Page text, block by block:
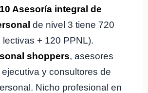
Asesoría integral de
de nivel 3 tiene 720
lectivas + 120 PPNL).
shoppers, asesores
y consultores de
Nicho profesional en